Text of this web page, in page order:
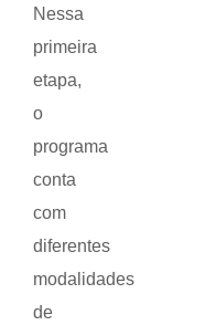
Nessa
primeira
etapa,
o
programa
conta
com
diferentes
modalidades
de